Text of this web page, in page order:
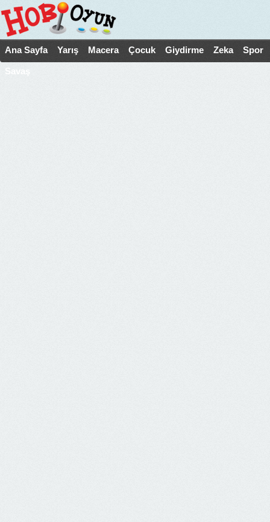
Ana Sayfa Yarış Macera Çocuk Giydirme Zeka Spor